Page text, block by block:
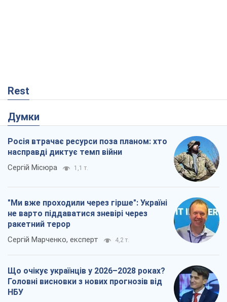
Rest
Думки
Росія втрачає ресурси поза планом: хто
насправді диктує темп війни
Сергій Місюра 1,1 т.
"Ми вже проходили через гірше": Україні
не варто піддаватися зневірі через
ракетний терор
Сергій Марченко, експерт 4,2 т.
Що очікує українців у 2026–2028 роках?
Головні висновки з нових прогнозів від
НБУ